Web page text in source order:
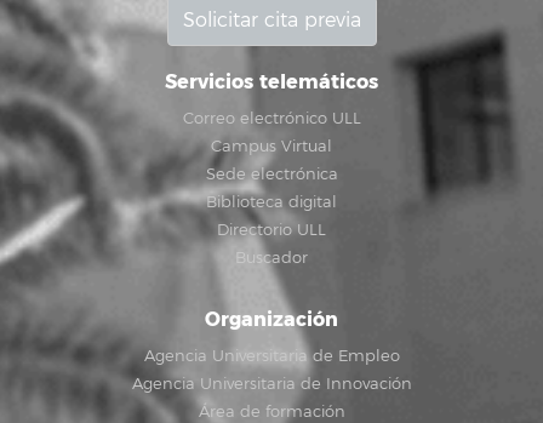
Solicitar cita previa
Servicios telemáticos
Correo electrónico ULL
Campus Virtual
Sede electrónica
Biblioteca digital
Directorio ULL
Buscador
Organización
Agencia Universitaria de Empleo
Agencia Universitaria de Innovación
Área de formación